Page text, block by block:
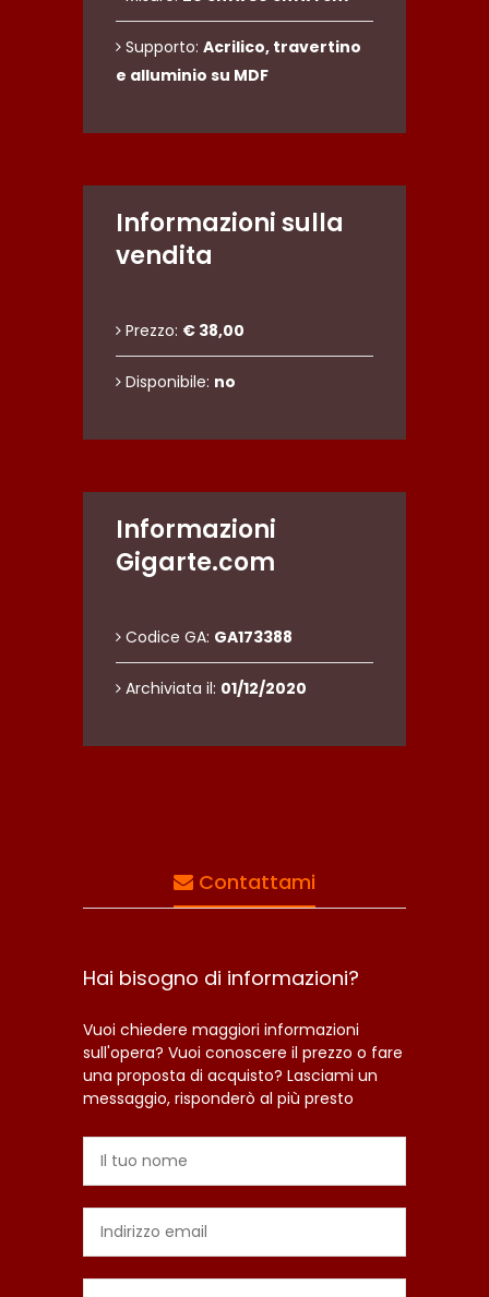
Supporto: Acrilico, travertino
e alluminio su MDF
Informazioni sulla
vendita
Prezzo: € 38,00
Disponibile: no
Informazioni
Gigarte.com
Codice GA: GA173388
Archiviata il: 01/12/2020
Contattami
Hai bisogno di informazioni?
Vuoi chiedere maggiori informazioni
sull'opera? Vuoi conoscere il prezzo o fare
una proposta di acquisto? Lasciami un
messaggio, risponderò al più presto